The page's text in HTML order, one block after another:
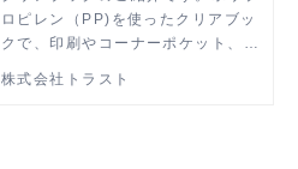
ロピレン（PP)を使ったクリアブッ
クで、印刷やコーナーポケット、名
サイドインにしたり、2ポケットや
株式会社トラスト